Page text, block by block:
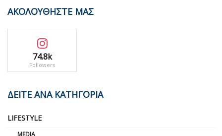
ΑΚΟΛΟΥΘΗΣΤΕ ΜΑΣ
74.8k
Followers
ΔΕΙΤΕ ΑΝΑ ΚΑΤΗΓΟΡΙΑ
LIFESTYLE
MEDIA